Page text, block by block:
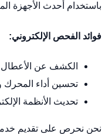
باستخدام أحدث الأجهزة
فوائد الفحص الإلكتروني:
الكشف عن الأعطال
تحسين أداء المحرك
تحديث الأنظمة
نحن نحرص على تقديم